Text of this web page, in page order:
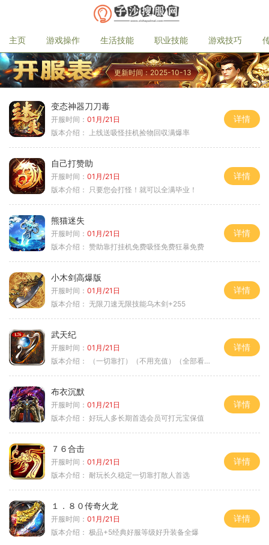
主页 游戏操作 生活技能 职业技能 游戏技巧
更新时间：2025-10-13
变态神器刀刀毒
开服时间： 01月/21日
版本介绍：
上线送吸怪挂机捡物回収满爆率
详情
自己打赞助
开服时间： 01月/21日
版本介绍：
只要您会打怪！就可以全满毕业！
详情
熊猫迷失
开服时间： 01月/21日
版本介绍： 赞助靠打挂机免费吸怪免费狂暴免费
详情
小木剑高爆版
开服时间： 01月/21日
版本介绍： 无限刀速无限技能乌木剑+255
详情
武天纪
开服时间： 01月/21日
版本介绍：
（一切靠打）（不用充值）（全部看脸）
详情
布衣沉默
开服时间： 01月/21日
版本介绍： 好玩人多长期首选会员可打元宝保值
详情
７６合击
开服时间： 01月/21日
版本介绍： 耐玩长久稳定一切靠打散人首选
详情
１．８０传奇火龙
开服时间： 01月/21日
版本介绍： 极品+5经典好服等级好升装备全爆
详情